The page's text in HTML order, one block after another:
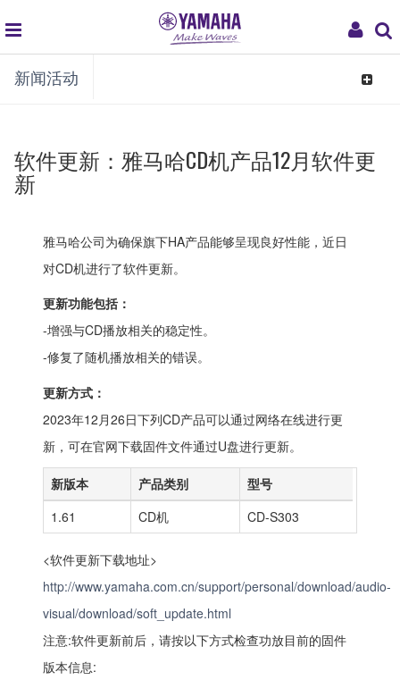
My
global
navigation
新闻活动
Toggle
软件更新：雅马哈CD机产品12月软件更
新
雅马哈公司为确保旗下HA产品能够呈现良好性能，近日
对CD机进行了软件更新。
更新功能包括：
-增强与CD播放相关的稳定性。
-修复了随机播放相关的错误。
更新方式：
2023年12月26日下列CD产品可以通过网络在线进行更
新，可在官网下载固件文件通过U盘进行更新。
新版本 产品类别
型号
1.61
CD机 CD-S303
<软件更新下载地址>
http://www.yamaha.com.cn/support/personal/download/audio-
visual/download/soft_update.html
注意:软件更新前后，请按以下方式检查功放目前的固件
版本信息: